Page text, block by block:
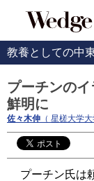
教養としての中
プーチンの
鮮明に
佐々木伸 （ 星槎大学
プーチン氏は